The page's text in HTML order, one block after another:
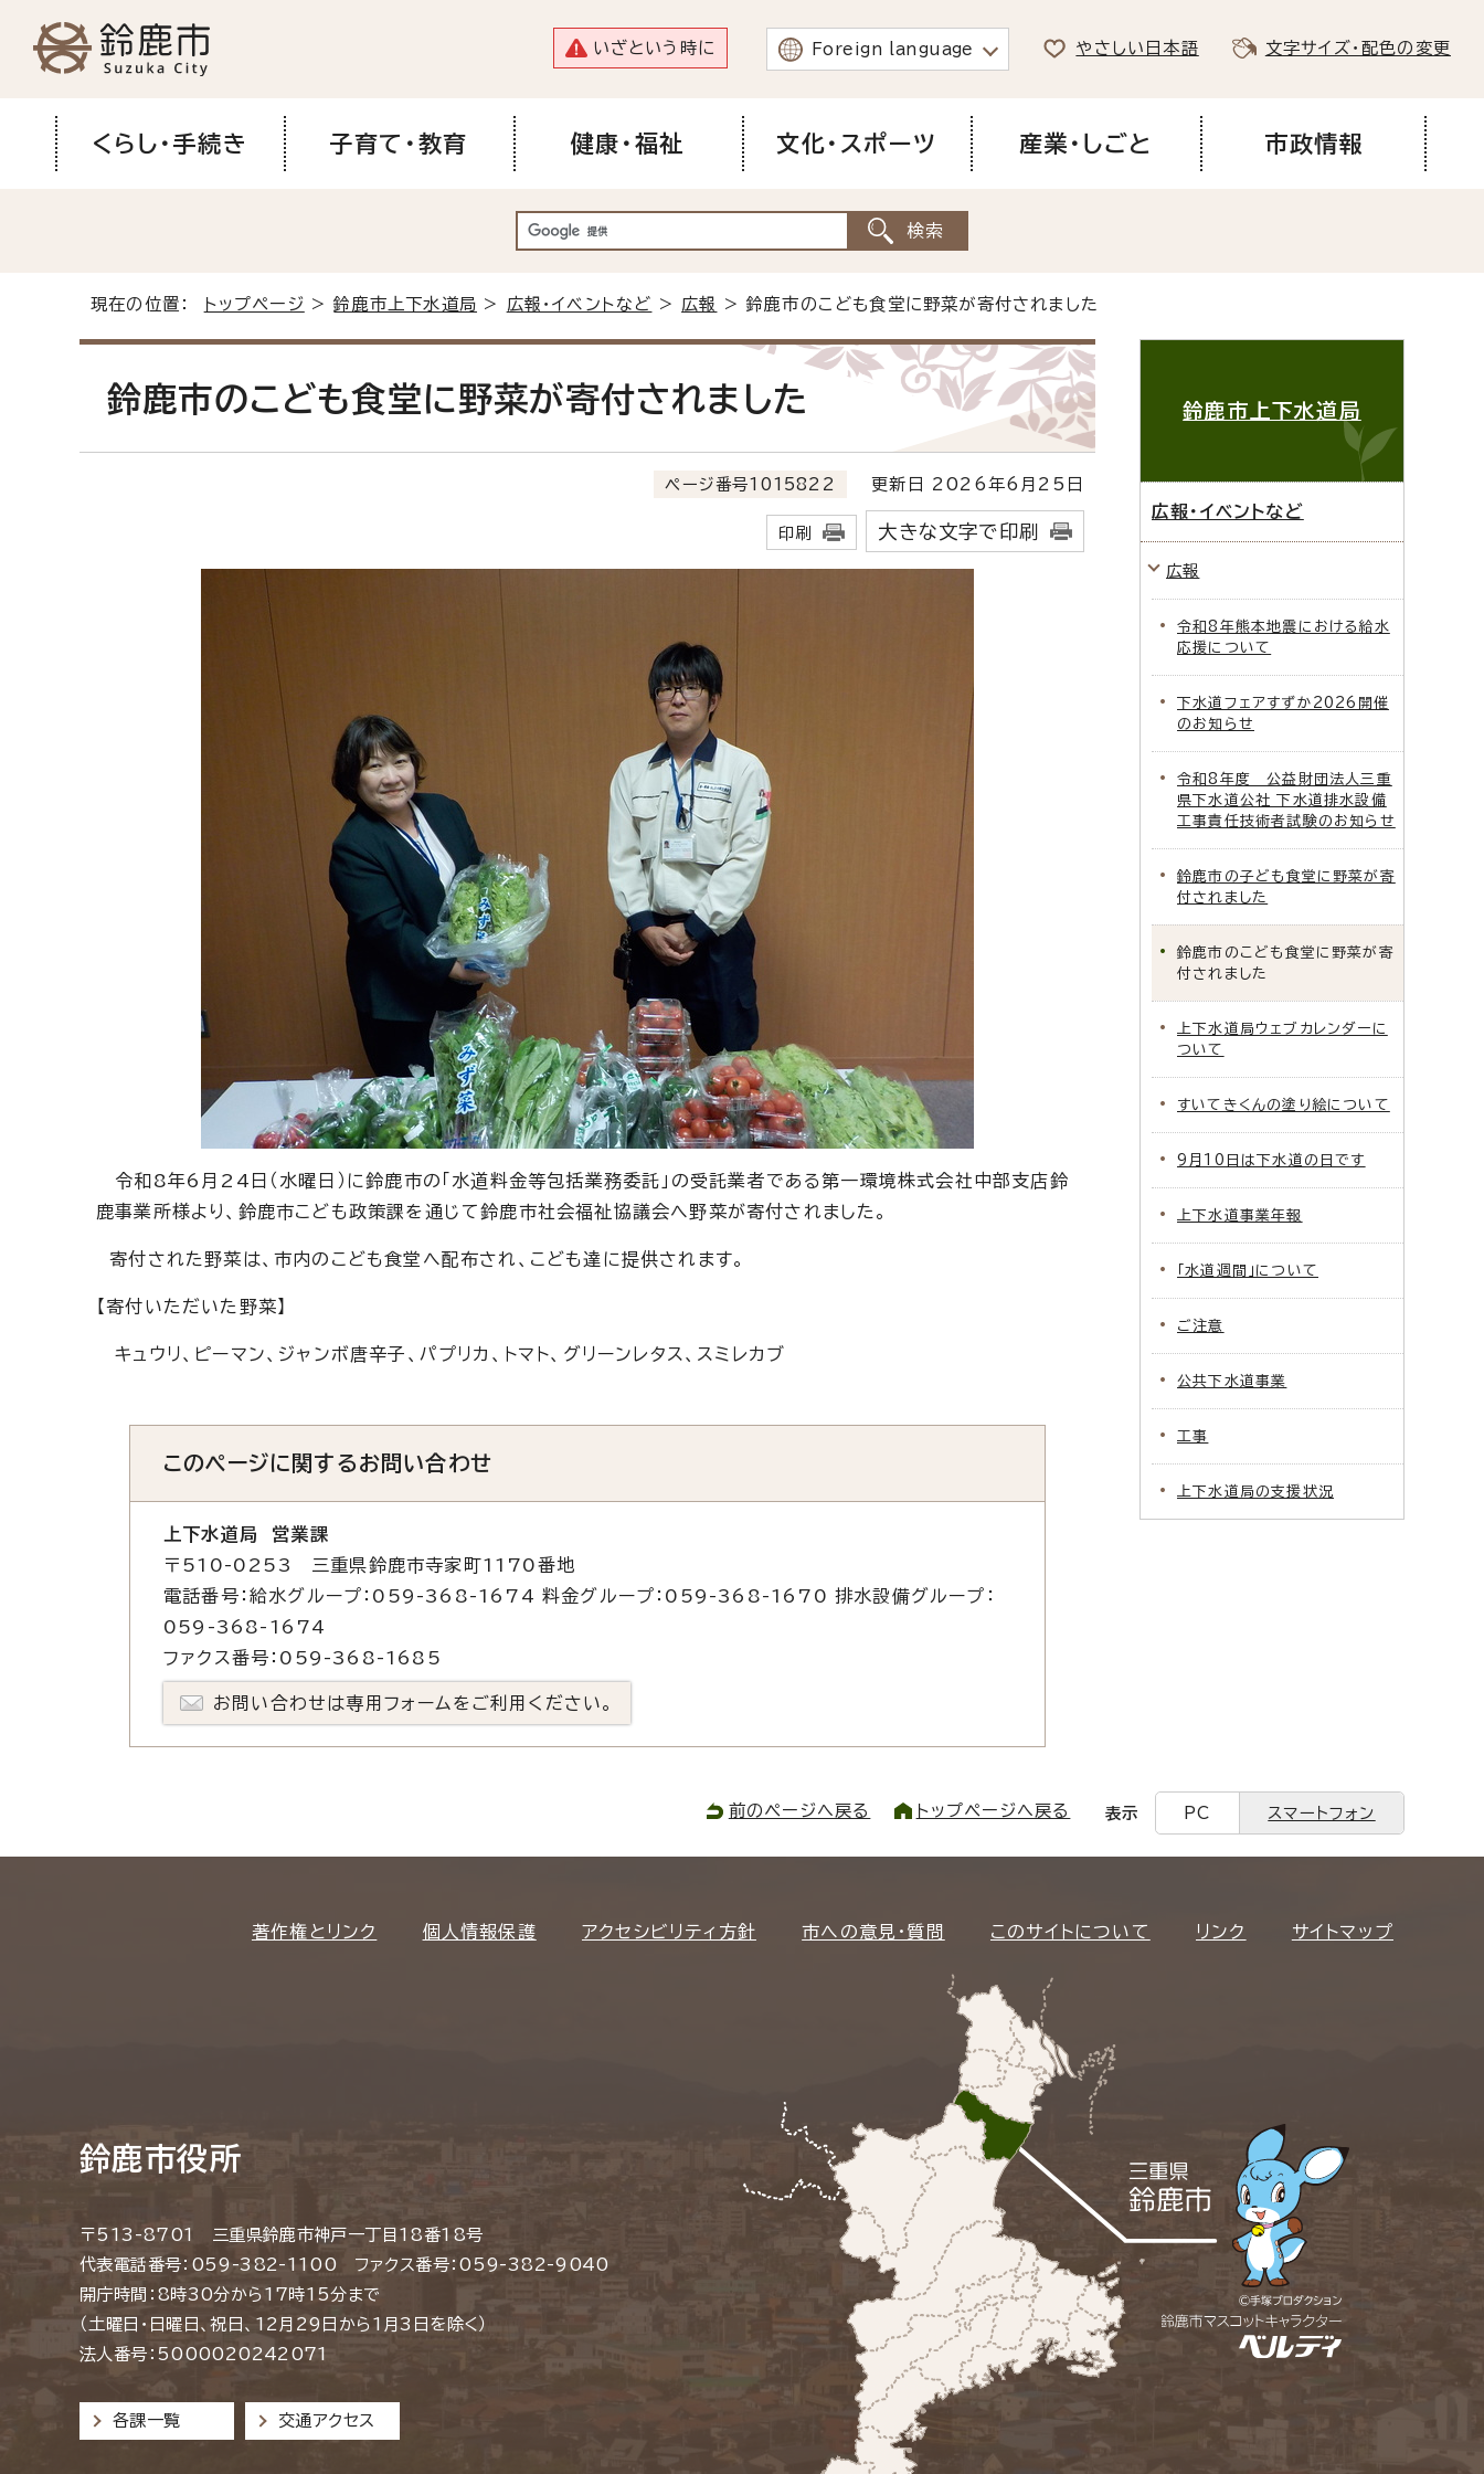
いざという時に Foreign language やさしい日本語 文字サイズ・配色の変更
くらし・手続き 子育て・教育 健康・福祉 文化・スポーツ 産業・しごと 市政情報
現在の位置： トップページ >鈴鹿市上下水道局 > 広報・イベントなど > 広報 > 鈴鹿市のこども食堂に野菜が寄付されました
鈴鹿市のこども食堂に野菜が寄付されました
ページ番号1015822 更新日 2026年6月25日
印刷 大きな文字で印刷
令和8年6月24日（水曜日）に鈴鹿市の「水道料金等包括業務委託」の受託業者である第一環境株式会社中部支店鈴
鹿事業所様より、鈴鹿市こども政策課を通じて鈴鹿市社会福祉協議会へ野菜が寄付されました。
寄付された野菜は、市内のこども食堂へ配布され、こども達に提供されます。
【寄付いただいた野菜】
キュウリ、ピーマン、ジャンボ唐辛子、パプリカ、トマト、グリーンレタス、スミレカブ
このページに関するお問い合わせ
上下水道局 営業課
〒510-0253 三重県鈴鹿市寺家町1170番地
電話番号：給水グループ：059-368-1674 料金グループ：059-368-1670 排水設備グループ：
059-368-1674
ファクス番号：059-368-1685
お問い合わせは専用フォームをご利用ください。
鈴鹿市上下水道局
広報・イベントなど
広報
令和8年熊本地震における給水
応援について
下水道フェアすずか2026開催
のお知らせ
令和8年度 公益財団法人三重
県下水道公社 下水道排水設備
工事責任技術者試験のお知らせ
鈴鹿市の子ども食堂に野菜が寄
付されました
鈴鹿市のこども食堂に野菜が寄
付されました
上下水道局ウェブカレンダーに
ついて
すいてきくんの塗り絵について
9月10日は下水道の日です
上下水道事業年報
「水道週間」について
ご注意
公共下水道事業
工事
上下水道局の支援状況
前のページへ戻る トップページへ戻る 表示 PC スマートフォン
著作権とリンク 個人情報保護 アクセシビリティ方針 市への意見・質問 このサイトについて リンク サイトマップ
鈴鹿市役所
〒513-8701 三重県鈴鹿市神戸一丁目18番18号
代表電話番号：059-382-1100 ファクス番号：059-382-9040
開庁時間：8時30分から17時15分まで
（土曜日・日曜日、祝日、12月29日から1月3日を除く）
法人番号：5000020242071
各課一覧 交通アクセス